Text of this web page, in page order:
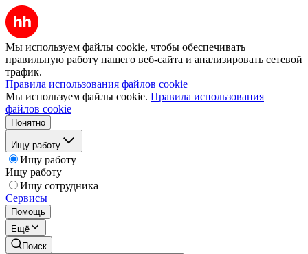
Мы используем файлы cookie, чтобы обеспечивать
правильную работу нашего веб-сайта и анализировать сетевой
трафик.
Правила использования файлов cookie
Мы используем файлы cookie. Правила использования
файлов cookie
Понятно
Ищу работу
Ищу работу
Ищу работу
Ищу сотрудника
Сервисы
Помощь
Ещё
Поиск